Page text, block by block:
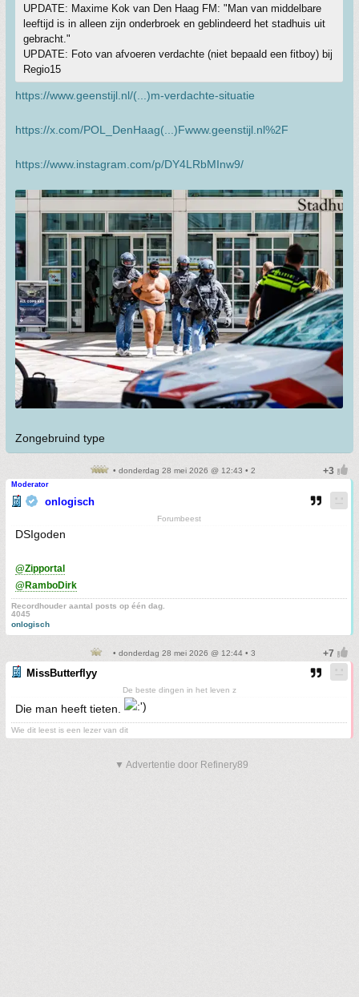
UPDATE: Maxime Kok van Den Haag FM: "Man van middelbare
leeftijd is in alleen zijn onderbroek en geblindeerd het stadhuis uit
gebracht."
UPDATE: Foto van afvoeren verdachte (niet bepaald een fitboy) bij
Regio15
https://www.geenstijl.nl/(...)m-verdachte-situatie
https://x.com/POL_DenHaag(...)Fwww.geenstijl.nl%2F
https://www.instagram.com/p/DY4LRbMInw9/
Zongebruind type
• donderdag 28 mei 2026 @ 12:43 • 2
Moderator
onlogisch
Forumbeest
DSIgoden
@Zipportal
@RamboDirk
Recordhouder aantal posts op één dag.
4045
onlogisch
• donderdag 28 mei 2026 @ 12:44 • 3
MissButterflyy
De beste dingen in het leven z
Die man heeft tieten.
Wie dit leest is een lezer van dit
▼ Advertentie door Refinery89